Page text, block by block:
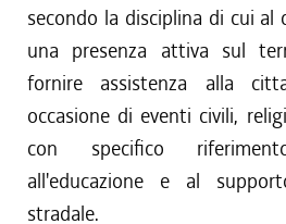
secondo la disciplina di cui al
una presenza attiva sul
fornire assistenza alla
occasione di eventi civili,
con specifico
all'educazione e al
stradale.